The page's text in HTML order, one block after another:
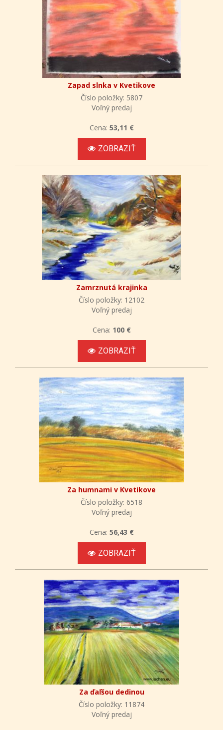
Zapad slnka v Kvetikove
Číslo položky: 5807
Voľný predaj
Cena: 53,11 €
ZOBRAZIŤ
Zamrznutá krajinka
Číslo položky: 12102
Voľný predaj
Cena: 100 €
ZOBRAZIŤ
Za humnami v Kvetikove
Číslo položky: 6518
Voľný predaj
Cena: 56,43 €
ZOBRAZIŤ
Za ďaľšou dedinou
Číslo položky: 11874
Voľný predaj